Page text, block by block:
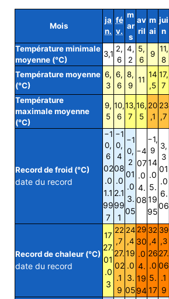
Mois
ja
n.
fé
v.
m
ar
s
av
ril
m
ai
jui
n
Température minimale
moyenne (°C)
3,1
2,
6
4,
2
5,
6
9
11,
8
Température moyenne
(°C)
6,
3
6,
6
8,
9
11
14
,5
17,
7
Température
maximale moyenne
(°C)
9,
5
10,
6
13,
7
16,
5
20
,1
23
,7
Record de froid (°C)
date du record
−1
0,
6
02
.0
1.1
99
7
−1
0,
4
08
.0
2.1
99
1
−1
0,
2
01
.0
3.
05
−4
07
.0
4.
08
−1,
9
14
.0
5.
19
95
3,
3
01
.0
6.
06
Record de chaleur (°C)
date du record
17
27.
01
.0
3
22
,7
27.
02
.1
9
24
,4
19
.0
3.
05
29
30
.0
4.
19
94
32
,4
26
.0
5.
17
39
,3
27.
06
.1
9